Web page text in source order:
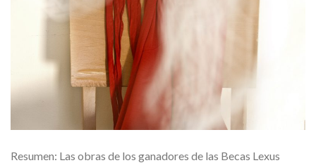
Resumen: Las obras de los ganadores de las Becas Lexus